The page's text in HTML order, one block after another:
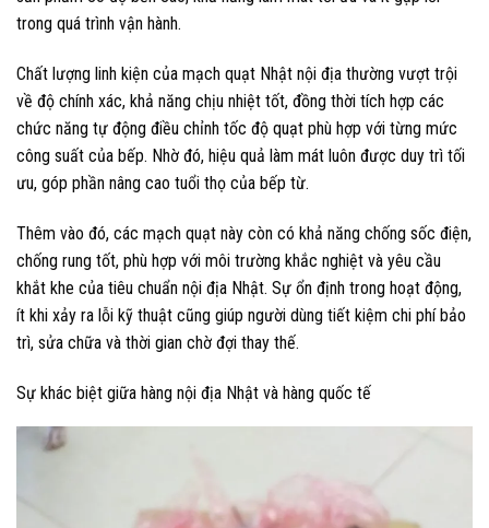
trong quá trình vận hành.
Chất lượng linh kiện của mạch quạt Nhật nội địa thường vượt trội
về độ chính xác, khả năng chịu nhiệt tốt, đồng thời tích hợp các
chức năng tự động điều chỉnh tốc độ quạt phù hợp với từng mức
công suất của bếp. Nhờ đó, hiệu quả làm mát luôn được duy trì tối
ưu, góp phần nâng cao tuổi thọ của bếp từ.
Thêm vào đó, các mạch quạt này còn có khả năng chống sốc điện,
chống rung tốt, phù hợp với môi trường khắc nghiệt và yêu cầu
khắt khe của tiêu chuẩn nội địa Nhật. Sự ổn định trong hoạt động,
ít khi xảy ra lỗi kỹ thuật cũng giúp người dùng tiết kiệm chi phí bảo
trì, sửa chữa và thời gian chờ đợi thay thế.
Sự khác biệt giữa hàng nội địa Nhật và hàng quốc tế